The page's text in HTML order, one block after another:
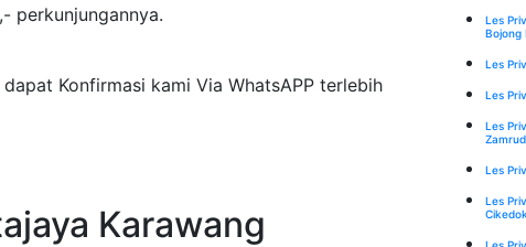
perkunjungannya.
Konfirmasi kami Via WhatsAPP terlebih
Karawang
Les
Bojong
Les
Les
Les
Zamrud
Les
Les